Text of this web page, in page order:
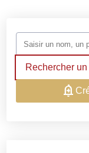
Rechercher